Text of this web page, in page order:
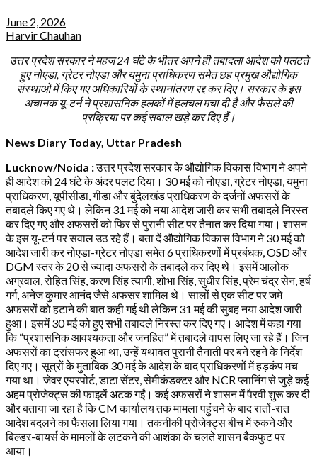
June 2, 2026
Harvir Chauhan
उत्तर प्रदेश सरकार ने महज 24 घंटे के भीतर अपने ही तबादला आदेश को पलटते
हुए नोएडा, ग्रेटर नोएडा और यमुना प्राधिकरण समेत छह प्रमुख औद्योगिक
संस्थाओं में किए गए अधिकारियों के स्थानांतरण रद्द कर दिए। सरकार के इस
अचानक यू-टर्न ने प्रशासनिक हलकों में हलचल मचा दी है और फैसले की
प्रक्रिया पर कई सवाल खड़े कर दिए हैं।
News Diary Today, Uttar Pradesh
Lucknow/Noida :उत्तर प्रदेश सरकार के औद्योगिक विकास विभाग ने अपने
ही आदेश को 24 घंटे के अंदर पलट दिया। 30 मई को नोएडा, ग्रेटर नोएडा, यमुना
प्राधिकरण, यूपीसीडा, गीडा और बुंदेलखंड प्राधिकरण के दर्जनों अफसरों के
तबादले किए गए थे। लेकिन 31 मई को नया आदेश जारी कर सभी तबादले निरस्त
कर दिए गए और अफसरों को फिर से पुरानी सीट पर तैनात कर दिया गया। शासन
के इस यू-टर्न पर सवाल उठ रहे हैं। बता दें औद्योगिक विकास विभाग ने 30 मई को
आदेश जारी कर नोएडा-ग्रेटर नोएडा समेत 6 प्राधिकरणों में प्रबंधक, OSD और
DGM स्तर के 20 से ज्यादा अफसरों के तबादले कर दिए थे। इसमें आलोक
अग्रवाल, रोहित सिंह, करण सिंह त्यागी, शोभा सिंह, सुधीर सिंह, प्रेम चंद्र सेन, हर्ष
गर्ग, अनेज कुमार आनंद जैसे अफसर शामिल थे। सालों से एक सीट पर जमे
अफसरों को हटाने की बात कही गई थी लेकिन 31 मई की सुबह नया आदेश जारी
हुआ। इसमें 30 मई को हुए सभी तबादले निरस्त कर दिए गए। आदेश में कहा गया
कि “प्रशासनिक आवश्यकता और जनहित” में तबादले वापस लिए जा रहे हैं। जिन
अफसरों का ट्रांसफर हुआ था, उन्हें यथावत पुरानी तैनाती पर बने रहने के निर्देश
दिए गए। सूत्रों के मुताबिक 30 मई के आदेश के बाद प्राधिकरणों में हड़कंप मच
गया था। जेवर एयरपोर्ट, डाटा सेंटर, सेमीकंडक्टर और NCR प्लानिंग से जुड़े कई
अहम प्रोजेक्ट्स की फाइलें अटक गईं। कई अफसरों ने शासन में पैरवी शुरू कर दी
और बताया जा रहा है कि CM कार्यालय तक मामला पहुंचने के बाद रातों-रात
आदेश बदलने का फैसला लिया गया। तकनीकी प्रोजेक्ट्स बीच में रुकने और
बिल्डर-बायर्स के मामलों के लटकने की आशंका के चलते शासन बैकफुट पर
आया।